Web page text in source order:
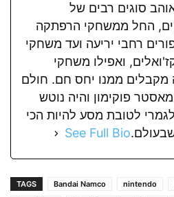
סוגים רבים של
החל ממשחקי הרפתקה
רחבי יריעה ועד משחקי
ואפילו משחקי
מקבלים ממנו יחס חם. חולם
פוקימון והיה נוטש
לטובת מסע להיות הכי
See Full Bio
TAGS Bandai Namco nintendo